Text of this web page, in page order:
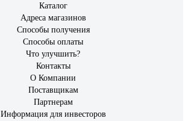
Каталог
Адреса магазинов
Способы получения
Способы оплаты
Что улучшить?
Контакты
О Компании
Поставщикам
Партнерам
Информация для инвесторов